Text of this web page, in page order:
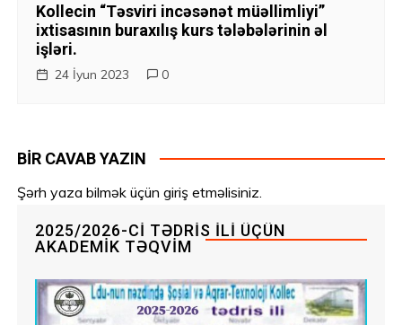
Kollecin “Təsviri incəsənət müəllimliyi”
ixtisasının buraxılış kurs tələbələrinin əl
işləri.
24 İyun 2023 0
BIR CAVAB YAZIN
Şərh yaza bilmək üçüngiriş etməlisiniz
2025/2026-CI TƏDRIS ILI ÜÇÜN
AKADEMIK TƏQVIM